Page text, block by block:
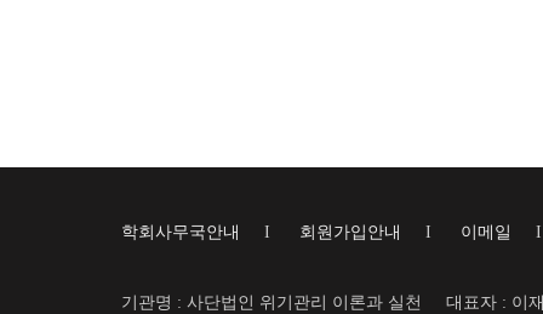
학회사무국안내 I 회원가입안내 I 이메일
기관명 : 사단법인 위기관리 이론과 실천
대표자 : 이